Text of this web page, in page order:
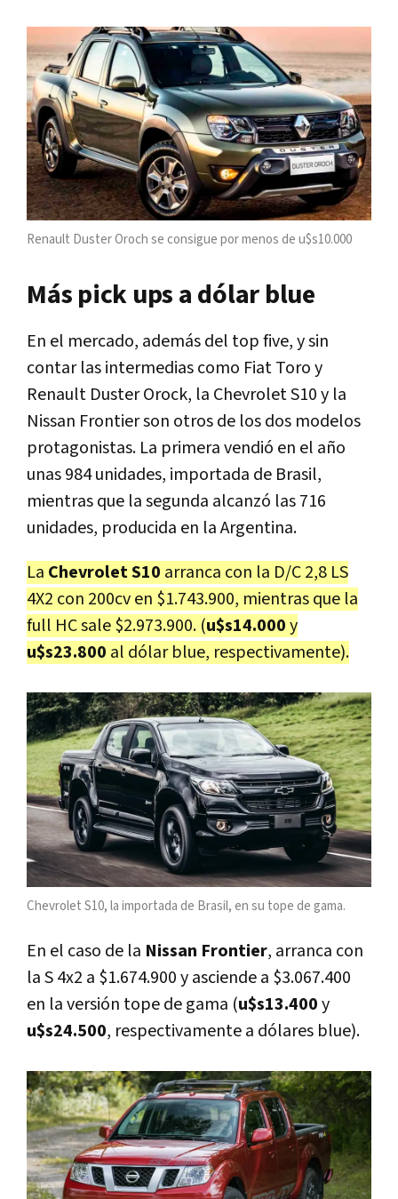
Renault Duster Oroch se consigue por menos de u$s10.000
Más pick ups a dólar blue
En el mercado, además del top five, y sin
contar las intermedias como Fiat Toro y
Renault Duster Orock, la Chevrolet S10 y la
Nissan Frontier son otros de los dos modelos
protagonistas. La primera vendió en el año
unas 984 unidades, importada de Brasil,
mientras que la segunda alcanzó las 716
unidades, producida en la Argentina.
La Chevrolet S10 arranca con la D/C 2,8 LS
4X2 con 200cv en $1.743.900, mientras que la
full HC sale $2.973.900. (u$s14.000y
u$s23.800 al dólar blue, respectivamente).
Chevrolet S10, la importada de Brasil, en su tope de gama.
En el caso de la Nissan Frontier, arranca con
la S 4x2 a $1.674.900 y asciende a $3.067.400
en la versión tope de gama (u$s13.400y
u$s24.500, respectivamente a dólares blue).